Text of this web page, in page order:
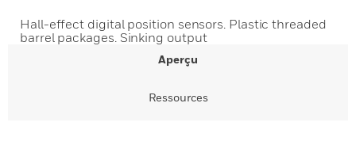
Hall-effect digital position sensors. Plastic threaded
barrel packages. Sinking output
Aperçu
Ressources